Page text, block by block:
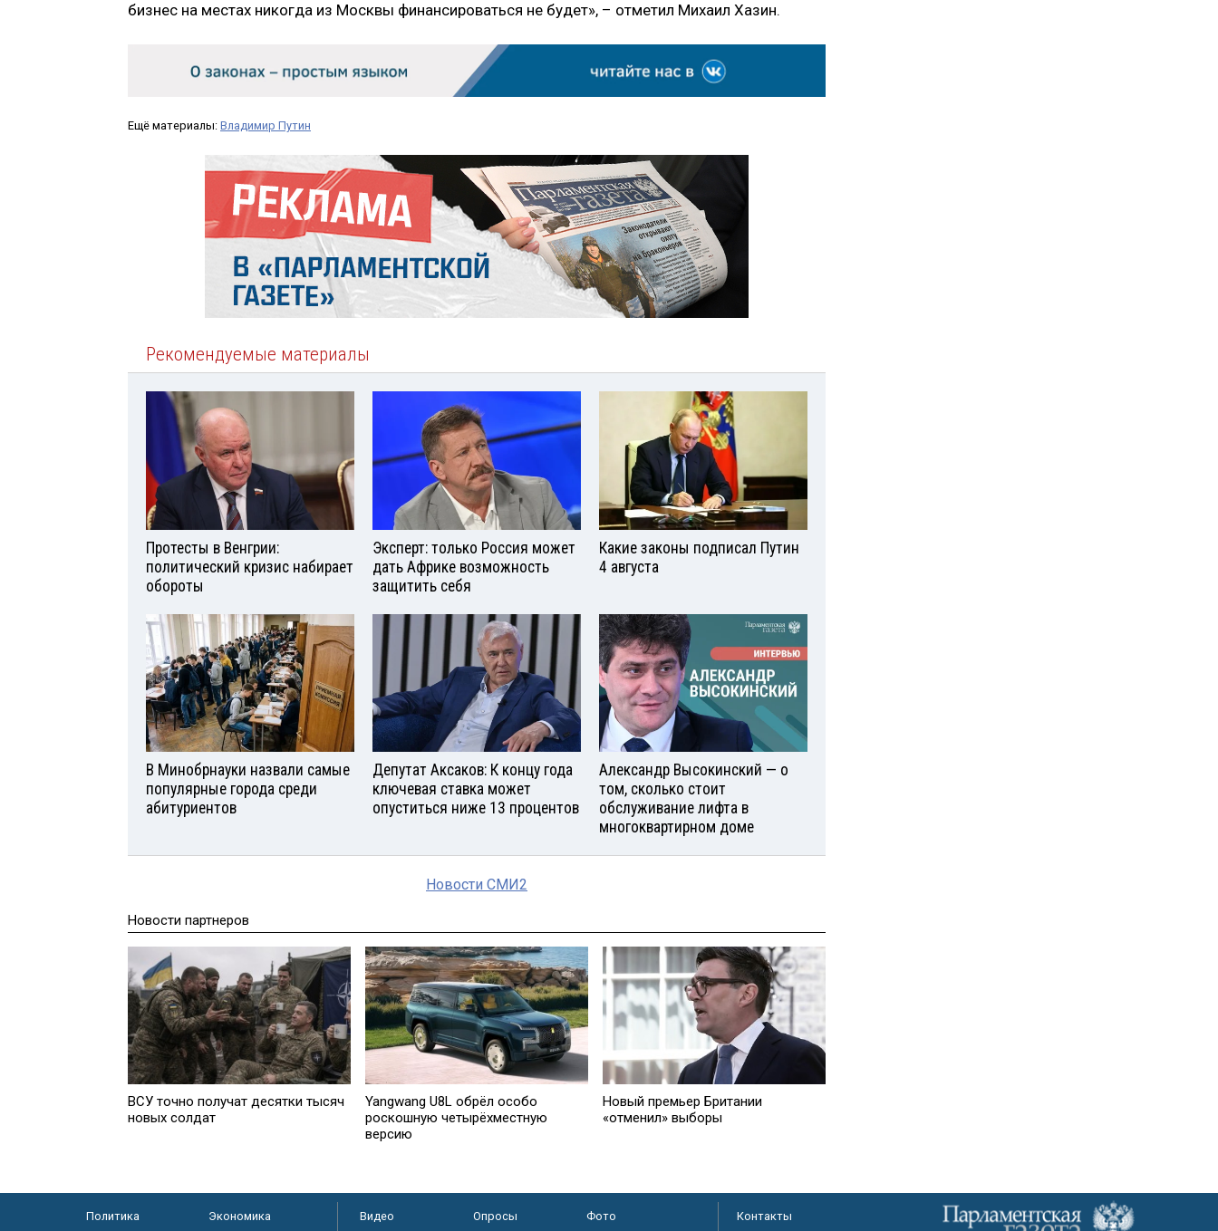
бизнес на местах никогда из Москвы финансироваться не будет», – отметил Михаил Хазин.
Ещё материалы: Владимир Путин
Рекомендуемые материалы
Протесты в Венгрии:
политический кризис набирает
обороты
Эксперт: только Россия может
дать Африке возможность
защитить себя
Какие законы подписал Путин
4 августа
В Минобрнауки назвали самые
популярные города среди
абитуриентов
Депутат Аксаков: К концу года
ключевая ставка может
опуститься ниже 13 процентов
Александр Высокинский — о
том, сколько стоит
обслуживание лифта в
многоквартирном доме
Новости СМИ2
Новости партнеров
ВСУ точно получат десятки тысяч
новых солдат
Yangwang U8L обрёл особо
роскошную четырёхместную
версию
Новый премьер Британии
«отменил» выборы
Политика
Экономика
Видео Опросы
Фото
Контакты